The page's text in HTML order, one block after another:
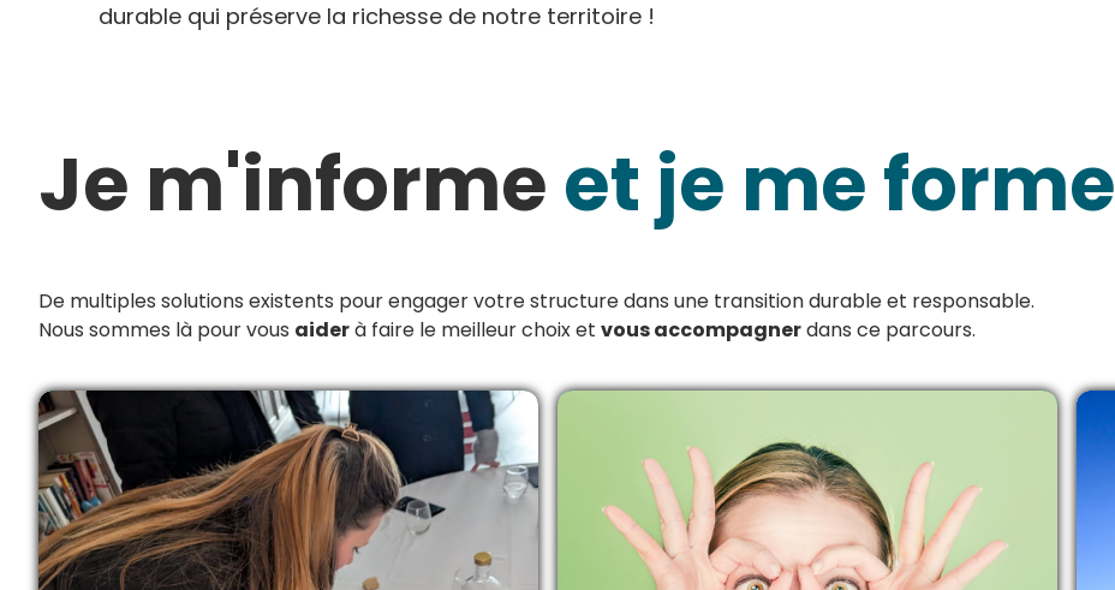
durable qui préserve la richesse de notre territoire !
Je m'informeet je me forme
De multiples solutions existents pour engager votre structure dans une transition durable et responsable.
Nous sommes là pour vous aiderà faire le meilleur choix et vous accompagnerdans ce parcours.